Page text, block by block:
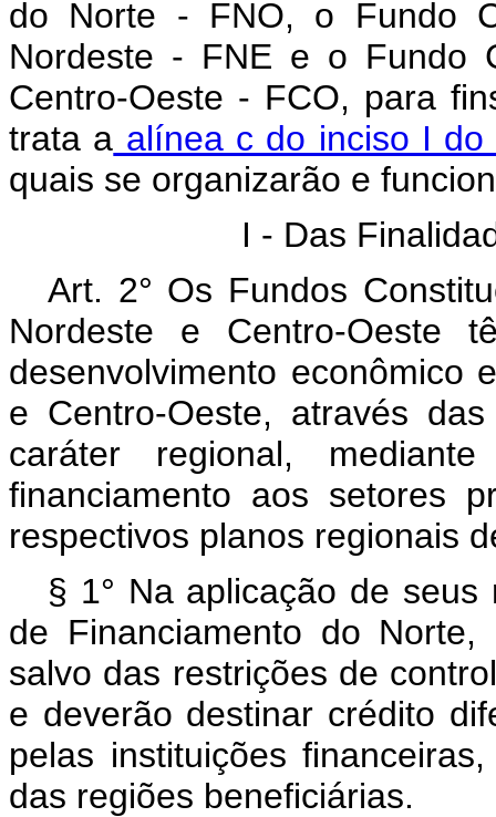
do Norte - FNO, o Fundo
Nordeste - FNE e o Fundo
Centro-Oeste - FCO, para
trata a alínea c do inciso I
quais se organizarão e
I - Das
Art. 2° Os Fundos
Nordeste e Centro-Oeste
desenvolvimento econômico
e Centro-Oeste, através
caráter regional,
financiamento aos setores
respectivos planos regionais
§ 1° Na aplicação de
de Financiamento do
salvo das restrições de
e deverão destinar crédito
pelas instituições
das regiões beneficiárias.